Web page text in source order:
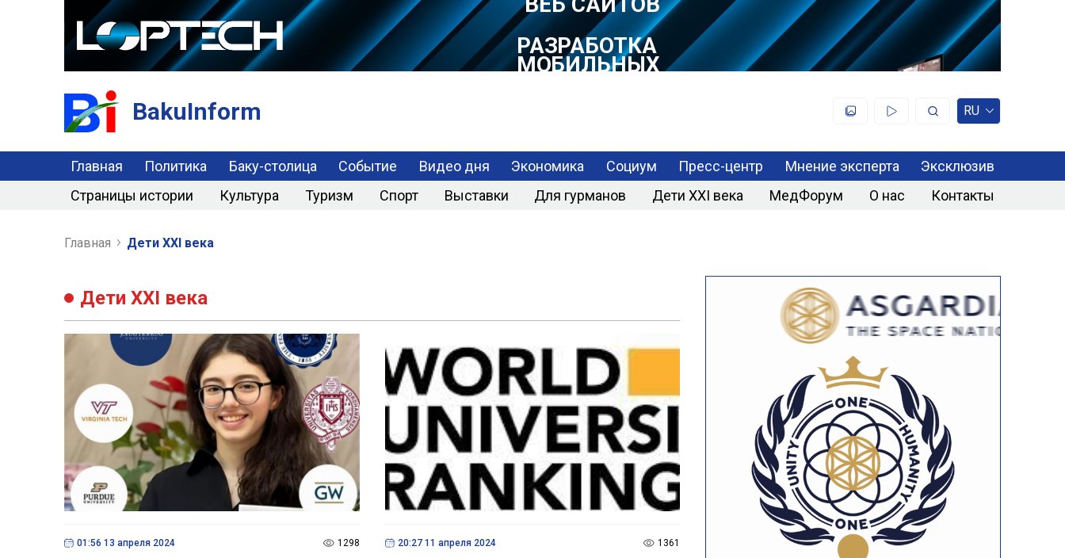
РАЗРАБОТКА
МОБИЛЬНЫХ
ПРИЛОЖЕНИЙ
BakuInform RU
Главная Политика Баку-столица Событие Видео дня Экономика Социум Пресс-центр Мнение эксперта
Эксклюзив
Страницы истории
Культура Туризм Спорт Выставки Для гурманов Дети XXI века МедФорум О нас Контакты
Главная Дети XXI века
Дети XXI века
01:56 13 апреля 2024 1298 20:27 11 апреля 2024 1361